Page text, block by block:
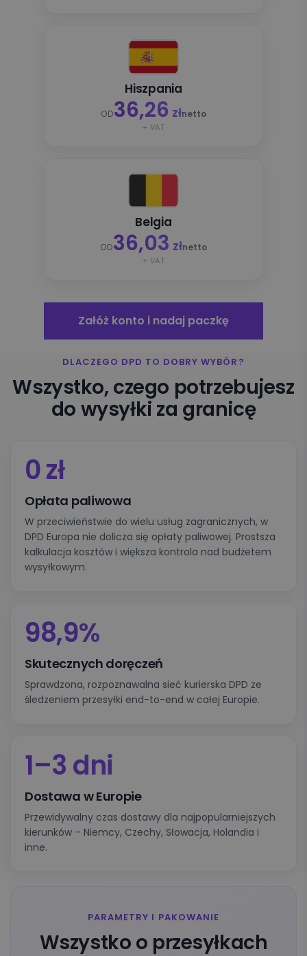
Hiszpania
OD36,26 złnetto
+ VAT
Belgia
OD36,03 złnetto
+ VAT
Załóż konto i nadaj paczkę
DLACZEGO DPD TO DOBRY WYBÓR?
Wszystko, czego potrzebujesz
do wysyłki za granicę
0 zł
Opłata paliwowa
W przeciwieństwie do wielu usług zagranicznych, w
DPD Europa nie dolicza się opłaty paliwowej. Prostsza
kalkulacja kosztów i większa kontrola nad budżetem
wysyłkowym.
98,9%
Skutecznych doręczeń
Sprawdzona, rozpoznawalna sieć kurierska DPD ze
śledzeniem przesyłki end-to-end w całej Europie.
1–3 dni
Dostawa w Europie
Przewidywalny czas dostawy dla najpopularniejszych
kierunków – Niemcy, Czechy, Słowacja, Holandia i
inne.
PARAMETRY I PAKOWANIE
Wszystko o przesyłkach